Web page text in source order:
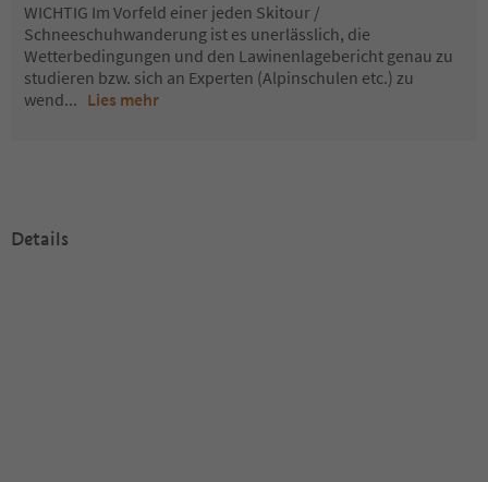
WICHTIG Im Vorfeld einer jeden Skitour /
Schneeschuhwanderung ist es unerlässlich, die
Wetterbedingungen und den Lawinenlagebericht genau zu
studieren bzw. sich an Experten (Alpinschulen etc.) zu
wend... Lies mehr
Details